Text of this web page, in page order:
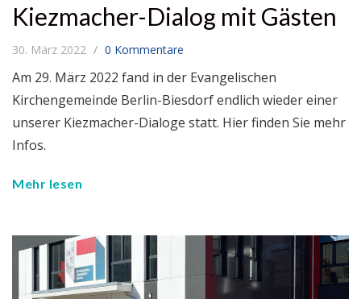
Kiezmacher-Dialog mit Gästen
30. März 2022 0 Kommentare
Am 29. März 2022 fand in der Evangelischen
Kirchengemeinde Berlin-Biesdorf endlich wieder einer
unserer Kiezmacher-Dialoge statt. Hier finden Sie mehr
Infos.
Mehr lesen